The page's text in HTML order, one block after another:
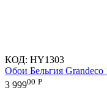
КОД: HY1303
Обои Бельгия
3 99900 Р